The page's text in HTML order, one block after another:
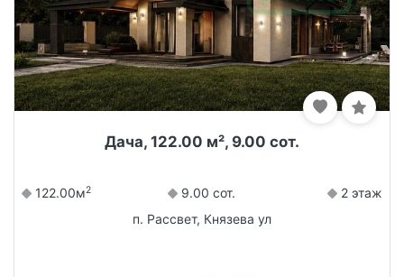
Дача, 122.00 м², 9.00 сот.
122.00м2 9.00 сот.
2 этаж
п. Рассвет, Князева ул